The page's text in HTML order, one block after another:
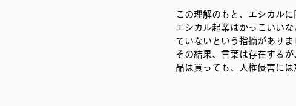
この理解のもと、エシカル
エシカル起業はかっこいい
ていないという指摘がありま
その結果、言葉は存在する
品は買っても、人権侵害に